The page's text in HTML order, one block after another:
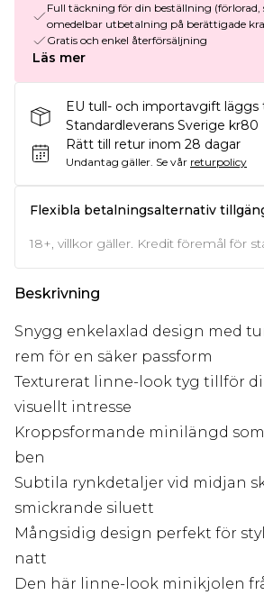
Full täckning för din beställning (förlorad,
omedelbar utbetalning på berättigade
Gratis och enkel återförsäljning
Läs mer
EU tull- och importavgift läggs
Standardleverans Sverige kr80
Rätt till retur inom 28 dagar
Undantag gäller. Se vår returpolicy
Flexibla betalningsalternativ
18+, villkor gäller. Kredit föremål för
Beskrivning
Snygg enkelaxlad design med
rem för en säker passform
Texturerat linne-look tyg tillför
visuellt intresse
Kroppsformande minilängd
ben
Subtila rynkdetaljer vid midjan
smickrande siluett
Mångsidig design perfekt för
natt
Den här linne-look minikjolen